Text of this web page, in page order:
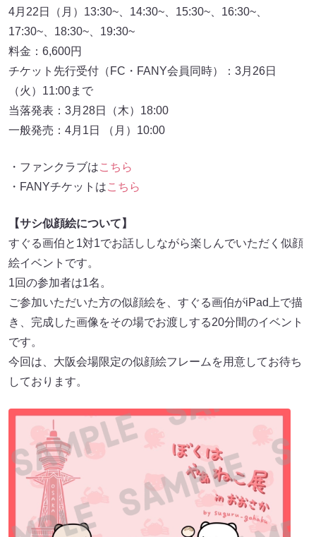
4月22日（月）13:30~、14:30~、15:30~、16:30~、
17:30~、18:30~、19:30~
料金：6,600円
チケット先行受付（FC・FANY会員同時）：3月26日
（火）11:00まで
当落発表：3月28日（木）18:00
一般発売：4月1日 （月）10:00
・ファンクラブはこちら
・FANYチケットはこちら
【サシ似顔絵について】
すぐる画伯と1対1でお話ししながら楽しんでいただく似顔
絵イベントです。
1回の参加者は1名。
ご参加いただいた方の似顔絵を、すぐる画伯がiPad上で描
き、完成した画像をその場でお渡しする20分間のイベント
です。
今回は、大阪会場限定の似顔絵フレームを用意してお待ち
しております。